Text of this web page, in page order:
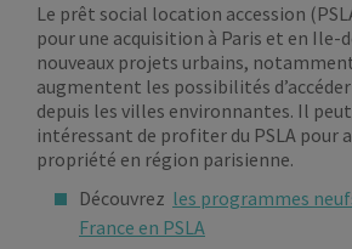
Le prêt social location accession
pour une acquisition à Paris et en Ile-
nouveaux projets urbains,
augmentent les possibilités
depuis les villes environnantes. Il
intéressant de profiter du PSLA pour
propriété en région parisienne.
Découvrez les programmes
France en PSLA